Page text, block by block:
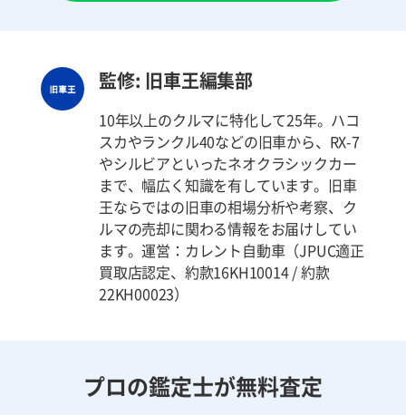
監修: 旧車王編集部
10年以上のクルマに特化して25年。ハコ
スカやランクル40などの旧車から、RX-7
やシルビアといったネオクラシックカー
まで、幅広く知識を有しています。旧車
王ならではの旧車の相場分析や考察、ク
ルマの売却に関わる情報をお届けしてい
ます。運営：カレント自動車（JPUC適正
買取店認定、約款16KH10014 / 約款
22KH00023）
プロの鑑定士が無料査定